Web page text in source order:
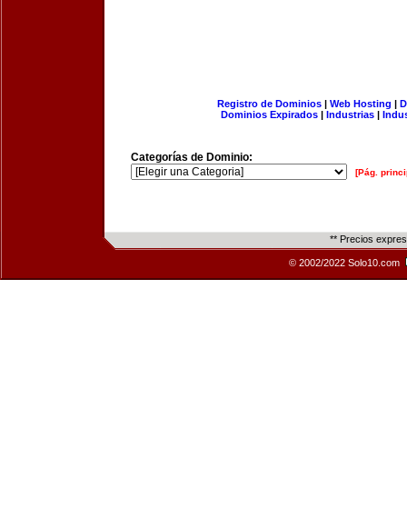
Registro de Dominios| Web Hosting |
Dominios Expirados | Industrias |
Categorías de Dominio:
[Pág.
** Precios
© 2002/2022 Solo10.com